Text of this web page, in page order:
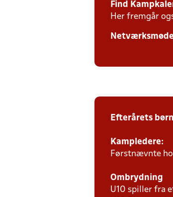
Find
Her fremgår
Efterårets
Kampledere:
Førstnævnte
Ombrydning
U10 spiller fra